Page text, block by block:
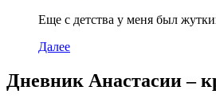
Еще с детства у меня был
Далее
Дневник Анастасии –